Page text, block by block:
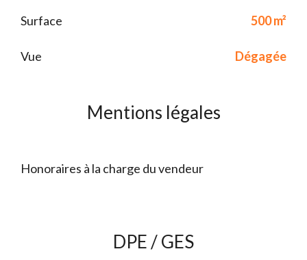
Surface 500 m²
Vue Dégagée
Mentions légales
Honoraires à la charge du vendeur
DPE / GES